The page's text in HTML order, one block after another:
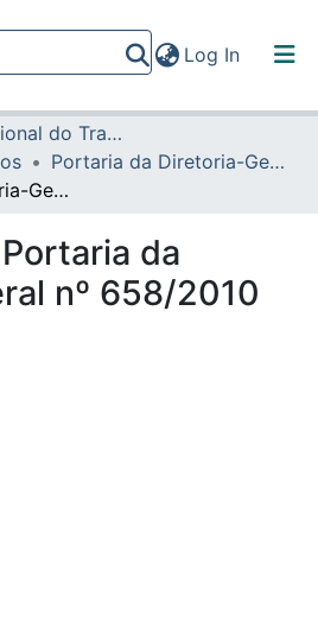
Log In(current)
Tribunal Regional do Trabalho da 16ª Região
Portaria da Diretoria-Geral
Portaria da Diretoria-Geral nº 658/2010 (15341)
Portaria da
nº 658/2010